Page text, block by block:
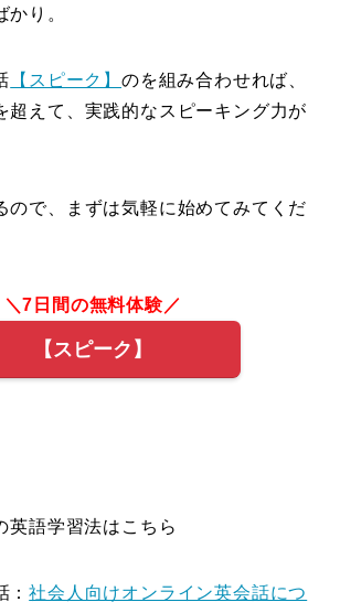
り。
【スピーク】のを組み合わせれば、
超えて、実践的なスピーキング力が
ので、まずは気軽に始めてみてくだ
＼7日間の無料体験／
【スピーク】
語学習法はこちら
：社会人向けオンライン英会話につ